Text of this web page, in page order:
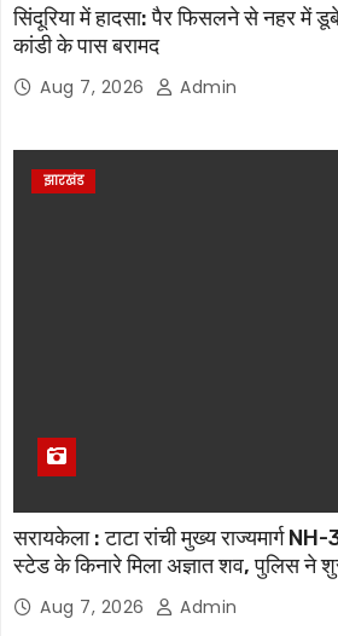
सिंदूरिया में हादसा: पैर फिसलने से नहर में
कांडी के पास बरामद
Aug 7, 2026 Admin
झारखंड
सरायकेला : टाटा रांची मुख्य राज्यमार्ग
स्टेड के किनारे मिला अज्ञात शव, पुलिस ने
Aug 7, 2026 Admin